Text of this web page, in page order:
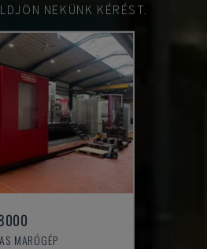
NEKÜNK KÉRÉST.
MARÓGÉP